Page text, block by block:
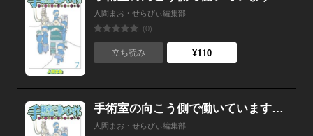
人間まお・せらびぃ編集部
(0)
立ち読み ¥110
手術室の向こう側で働いています。手術室看護師の非日常ライフ 【せらびぃ連載版】６
人間まお・せらびぃ編集部